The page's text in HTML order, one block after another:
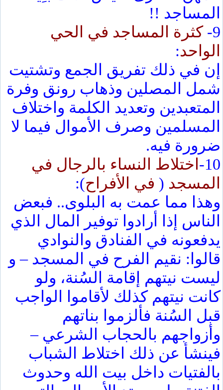
المساجد !!
9- كثرة المساجد في الحي
الواحد:
إن في ذلك تفريق الجمع وتشتيت
شمل المصلين وذهاب رونق وفرة
المتعبدين وتعديد الكلمة واختلاف
المسلمين وصرف الأموال فيما لا
ضرورة فيه.
10-
اختلاط النساء بالرجال في
المسجد ( في الأفراح):
وهذا مما عمت به البلوى.. فبعض
الناس إذا أرادوا توفير المال الذي
يدفعونه في الفنادق والنوادي
قالوا: نقيم الفرح في المسجد – و
ليست نيتهم إقامة السُنة، ولو
كانت نيتهم كذلك لأقاموا الواجب
قبل السُنة فألزموا بناتهم
وأزواجهم بالحجاب الشرعي –
فينشأ عن ذلك اختلاط الشباب
بالفتيات داخل بيت الله وحدوث